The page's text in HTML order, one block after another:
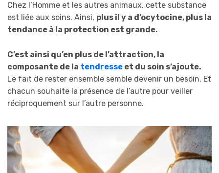
Chez l’Homme et les autres animaux, cette substance
est liée aux soins. Ainsi, plus il y a d’ocytocine, plus la
tendance à la protection est grande.
C’est ainsi qu’en plus de l’attraction, la
composante de la tendresse et du soin s’ajoute.
Le fait de rester ensemble semble devenir un besoin. Et
chacun souhaite la présence de l’autre pour veiller
réciproquement sur l’autre personne.